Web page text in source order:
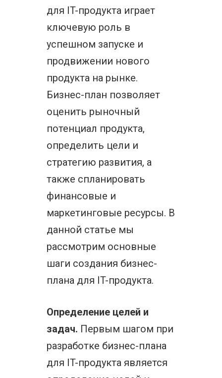
для IT-продукта играет
ключевую роль в
успешном запуске и
продвижении нового
продукта на рынке.
Бизнес-план позволяет
оценить рыночный
потенциал продукта,
определить цели и
стратегию развития, а
также спланировать
финансовые и
маркетинговые ресурсы. В
данной статье мы
рассмотрим основные
шаги создания бизнес-
плана для IT-продукта.
Определение целей и
задач. Первым шагом при
разработке бизнес-плана
для IT-продукта является